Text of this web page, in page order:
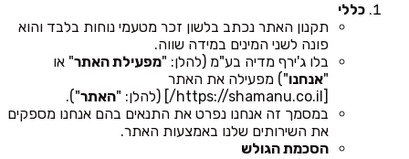
כללי
תקנון האתר נכתב בלשון זכר מטעמי נוחות בלבד והוא
פונה לשני המינים במידה שווה.
בלו ג'ירף מדיה בע"מ (להלן: "מפעילת האתר" או
"אנחנו") מפעילה את האתר
האתר").
במסמך זה אנחנו נפרט את התנאים בהם אנחנו מספקים
את השירותים שלנו באמצעות האתר.
הסכמת הגולש